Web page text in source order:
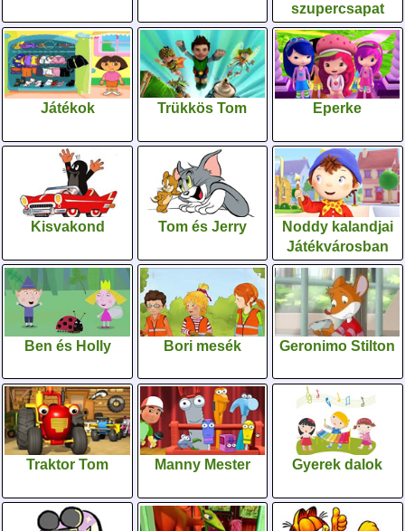
szupercsapat
Játékok Trükkös Tom Eperke
Kisvakond Tom és Jerry
Noddy kalandjai
Játékvárosban
Ben és Holly Bori mesék Geronimo Stilton
Traktor Tom Manny Mester Gyerek dalok